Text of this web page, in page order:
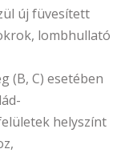
új füvesített
lombhullató
(B, C) esetében
helyszínt